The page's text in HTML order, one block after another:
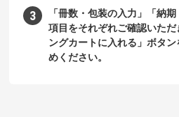
「冊数・包装の入力」「納
項目をそれぞれご確認いた
ングカートに入れる」ボタ
めください。